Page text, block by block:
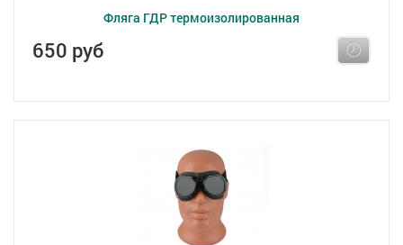
Фляга ГДР термоизолированная
650 руб